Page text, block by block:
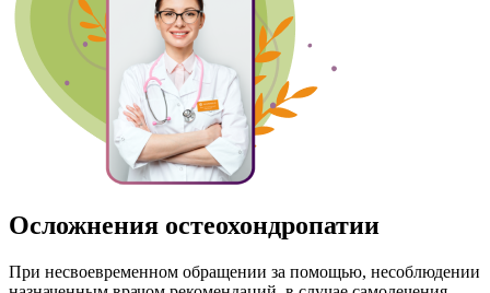
Осложнения остеохондропатии
При несвоевременном обращении за помощью, несоблюдении